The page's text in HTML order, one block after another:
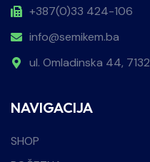
+387(0)33 424-106
info@semikem.ba
ul. Omladinska 44,
NAVIGACIJA
SHOP